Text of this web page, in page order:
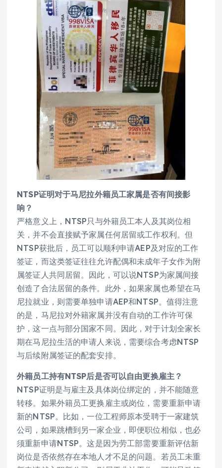
NTSP证明对于马尼拉外籍员工家属是否有间接影
响？
严格意义上，NTSP只与外籍员工本人及其岗位相
关，并不会直接赋予家属任何居留或工作权利。但
NTSP获批后，员工可以顺利申请AEP及对应的工作
签证，而这类签证往往允许配偶和未成年子女作为附
属签证人共同居留。因此，可以说NTSP为家属间接
创造了合法居留的条件。此外，如果家属也希望在马
尼拉就业，则需要单独申请AEP和NTSP。值得注意
的是，马尼拉对外籍家属并没有自动的工作许可保
护，这一点与部分国家不同。因此，对于计划全家长
期在马尼拉生活的申请人来说，需要综合考虑NTSP
与后续附属签证的配套安排。
外籍员工持有NTSP后是否可以自由更换雇主？
NTSP证明是与雇主及具体岗位绑定的，并不能随意
转移。如果外籍员工更换雇主或岗位，需要重新申请
新的NTSP。比如，一位工程师原本受聘于一家建筑
公司，如果跳槽到另一家企业，即便职位相似，也必
须重新申请NTSP。这是因为劳工部需要重新评估新
岗位是否依然存在本地人才不足的问题。若员工未重